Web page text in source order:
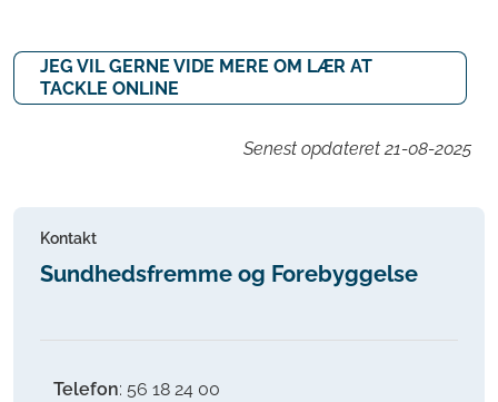
JEG VIL GERNE VIDE MERE OM LÆR AT
TACKLE ONLINE
Senest opdateret21-08-2025
Kontakt
Sundhedsfremme og Forebyggelse
Telefon: 56 18 24 00